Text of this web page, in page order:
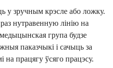
у зручным крэсле або ложку.
нутравенную лінію на
група будзе
паказчыкі і сачыць за
працягу ўсяго працэсу.